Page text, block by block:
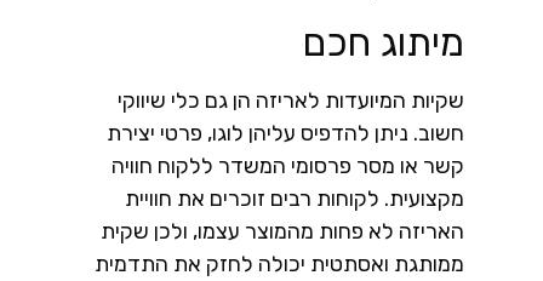
מיתוג חכם
שקיות המיועדות לאריזה הן גם כלי שיווקי
חשוב. ניתן להדפיס עליהן לוגו, פרטי יצירת
קשר או מסר פרסומי המשדר ללקוח חוויה
מקצועית. לקוחות רבים זוכרים את חוויית
האריזה לא פחות מהמוצר עצמו, ולכן שקית
ממותגת ואסתטית יכולה לחזק את התדמית